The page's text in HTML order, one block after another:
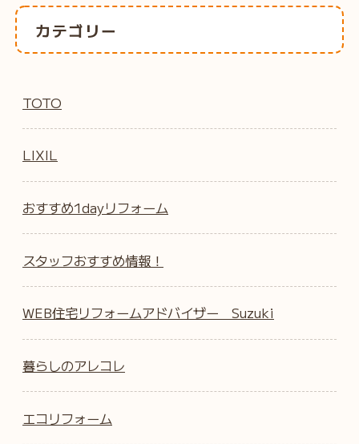
カテゴリー
TOTO
LIXIL
おすすめ1dayリフォーム
スタッフおすすめ情報！
WEB住宅リフォームアドバイザー Suzuki
暮らしのアレコレ
エコリフォーム